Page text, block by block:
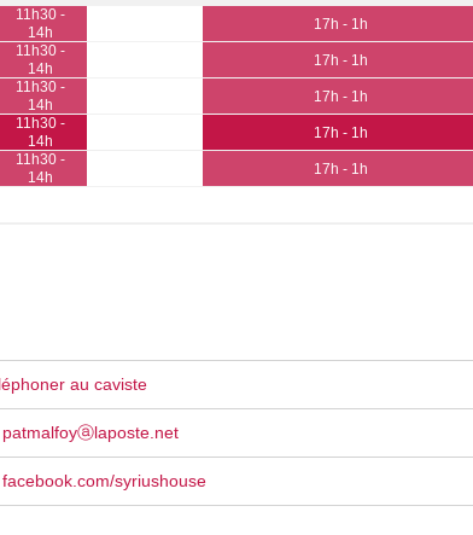
11h30 -
14h
17h - 1h
11h30 -
14h
17h - 1h
11h30 -
14h
17h - 1h
11h30 -
14h
17h - 1h
11h30 -
14h
17h - 1h
au caviste
patmalfoyⓐlaposte.net
facebook.com/syriushouse